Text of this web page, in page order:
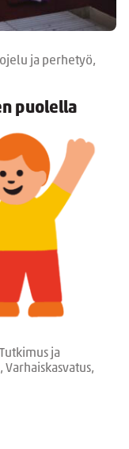
ja perhetyö,
puolella
ja